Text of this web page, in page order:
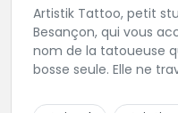
Artistik Tattoo, petit
Besançon, qui vous
nom de la tatoueuse
bosse seule. Elle ne
petits ou grands. Son